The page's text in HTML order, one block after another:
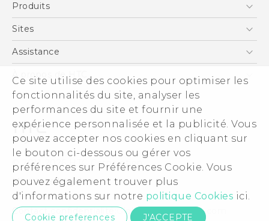
Ce site utilise des cookies pour optimiser les
fonctionnalités du site, analyser les
performances du site et fournir une
expérience personnalisée et la publicité. Vous
pouvez accepter nos cookies en cliquant sur
le bouton ci-dessous ou gérer vos
préférences sur Préférences Cookie. Vous
pouvez également trouver plus
d'informations sur notre politique Cookies ici.
Cookie preferences J'ACCEPTE
English - User manual
Française -CE-Déclaration De Conformité
Produits
Smartphones
Vive
Accessoires
Sites
HTC Vive
HTC Pro
Assistance
eCommerce Support
À propos de HTC
ESG
Informations sur la société
Sécurité du produit
Politique de confidentialité
Cookie Preferences
Carrières
Security and Privacy Whitepaper
© 2011-2026 HTC Corporation
Mentions Légales
Contact confidentialité: Global-Privacy@htc.com